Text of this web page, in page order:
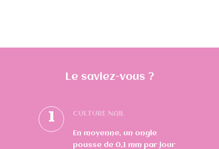
Le saviez-vous ?
1 CULTURE NAIL
En moyenne, un ongle
pousse de 0,1 mm par jour